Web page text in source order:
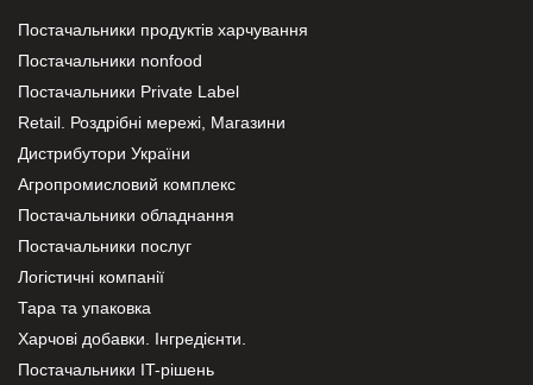
Постачальники продуктів харчування
Постачальники nonfood
Постачальники Private Label
Retail. Роздрібні мережі, Магазини
Дистрибутори України
Агропромисловий комплекс
Постачальники обладнання
Постачальники послуг
Логістичні компанії
Тара та упаковка
Харчові добавки. Інгредієнти.
Постачальники IT-рішень